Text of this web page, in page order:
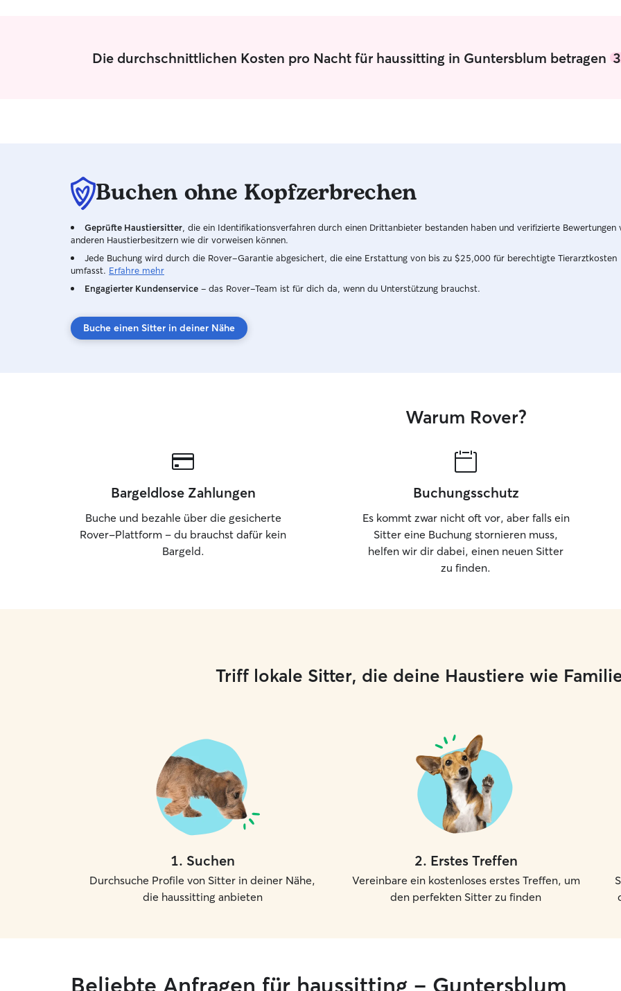
Arbeit erforderlich.
und jede
Die durchschnittlichen Kosten pro Nacht für haussitting in Guntersblum betragen
Buchen ohne Kopfzerbrechen
Geprüfte Haustiersitter , die ein Identifikationsverfahren durch einen Drittanbieter bestanden haben und verifizierte Bewertungen
anderen Haustierbesitzern wie dir vorweisen können.
Jede Buchung wird durch die Rover-Garantie abgesichert, die eine Erstattung von bis zu $25,000 für berechtigte Tierarztkosten
umfasst. Erfahre mehr
Engagierter Kundenservice – das Rover-Team ist für dich da, wenn du Unterstützung brauchst.
Buche einen Sitter in deiner Nähe
Warum Rover?
Bargeldlose Zahlungen
Buche und bezahle über die gesicherte
Rover-Plattform – du brauchst dafür kein
Bargeld.
Buchungsschutz
Es kommt zwar nicht oft vor, aber falls ein
Sitter eine Buchung stornieren muss,
helfen wir dir dabei, einen neuen Sitter
zu finden.
Triff lokale Sitter, die deine Haustiere wie
1. Suchen
Durchsuche Profile von Sitter in deiner Nähe,
die haussitting anbieten
2. Erstes Treffen
Vereinbare ein kostenloses erstes Treffen, um
den perfekten Sitter zu finden
Beliebte Anfragen für haussitting – Guntersblum